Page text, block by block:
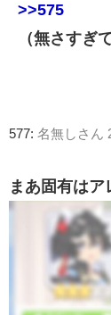
>>575
（無さすぎ
577: 名無しさん
まあ固有はア